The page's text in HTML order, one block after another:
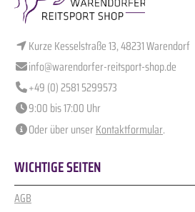
Kurze Kesselstraße 13, 48231 Warendorf
info@warendorfer-reitsport-shop.de
+49 (0) 2581 5299573
9:00 bis 17:00 Uhr
Oder über unserKontaktformular.
WICHTIGE SEITEN
AGB